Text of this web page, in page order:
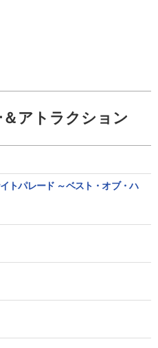
アトラクション
トパレード ～ベスト・オブ・ハ